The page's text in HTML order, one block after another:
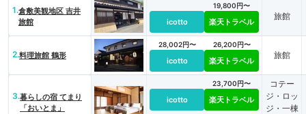
1.倉敷美観地区 吉井
旅館
icotto
19,800円〜
楽天トラベル
旅館
2.料理旅館 鶴形
28,002円〜
icotto
26,200円〜
楽天トラベル
旅館
3.暮らしの宿 てまり
「おいとま」
icotto
23,700円〜
楽天トラベル
コテー
ジ・ロッ
ジ・一棟